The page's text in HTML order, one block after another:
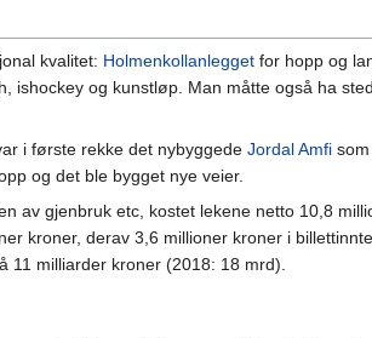
kvalitet: Holmenkollanlegget for hopp og
ishockey og kunstløp. Man måtte også ha
i første rekke det nybyggede Jordal Amfi
og det ble bygget nye veier.
av gjenbruk etc, kostet lekene netto 10,8
kroner, derav 3,6 millioner kroner i
11 milliarder kroner (2018: 18 mrd).